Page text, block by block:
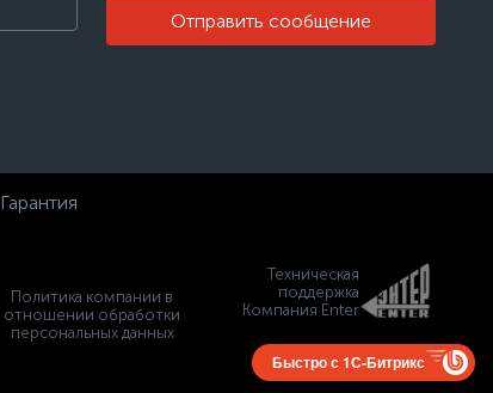
Отправить сообщение
Гарантия
Политика компании в
отношении обработки
персональных данных
Техническая
поддержка
Компания Enter
Быстро с 1С-Битрикс